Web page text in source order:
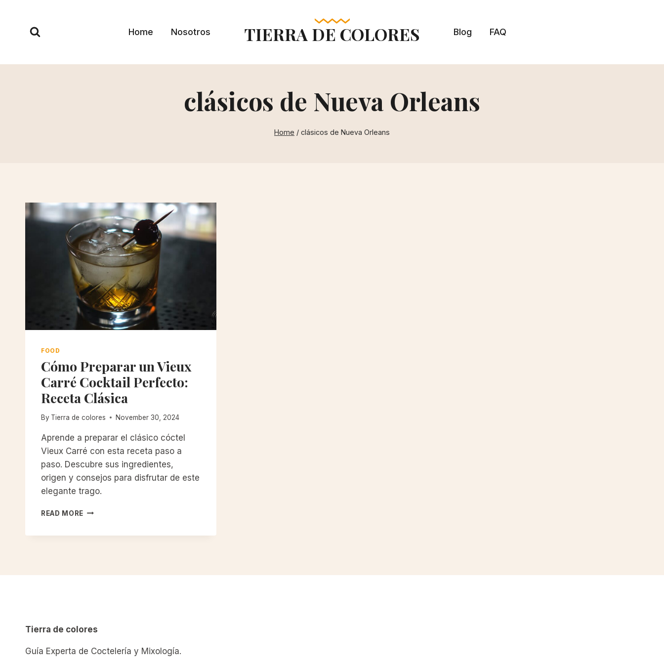
content
Home Nosotros TIERRA DE COLORES Blog FAQ
clásicos de Nueva Orleans
Home / clásicos de Nueva Orleans
FOOD
Cómo Preparar un Vieux
Carré Cocktail Perfecto:
Receta Clásica
By Tierra de colores November 30, 2024
Aprende a preparar el clásico cóctel
Vieux Carré con esta receta paso a
paso. Descubre sus ingredientes,
origen y consejos para disfrutar de este
elegante trago.
READ MORE CÓMO
Tierra de colores
Guía Experta de Coctelería y Mixología.